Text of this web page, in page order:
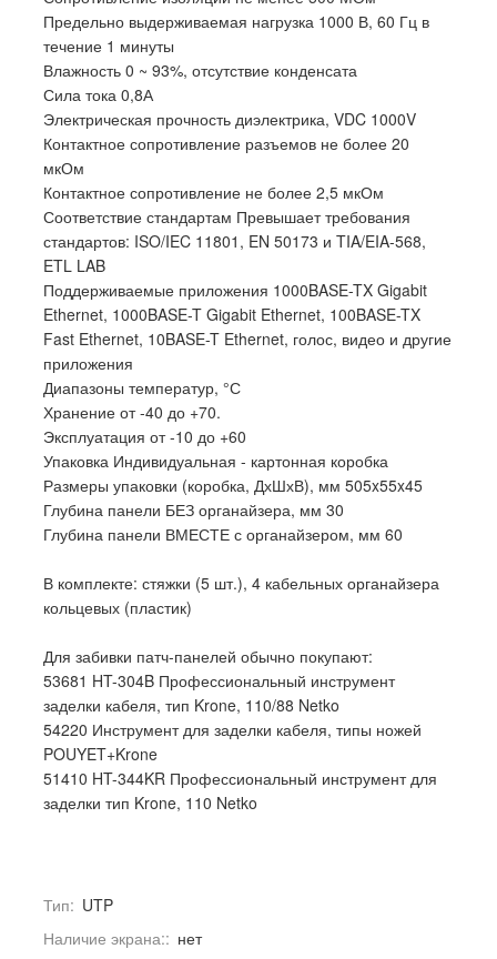
Предельно выдерживаемая нагрузка 1000 В, 60 Гц в
течение 1 минуты
Влажность 0 ~ 93%, отсутствие конденсата
Сила тока 0,8А
Электрическая прочность диэлектрика, VDC 1000V
Контактное сопротивление разъемов не более 20
мкОм
Контактное сопротивление не более 2,5 мкОм
Соответствие стандартам Превышает требования
стандартов: ISO/IEC 11801, EN 50173 и TIA/EIA-568,
ETL LAB
Поддерживаемые приложения 1000BASE-TX Gigabit
Ethernet, 1000BASE-T Gigabit Ethernet, 100BASE-TX
Fast Ethernet, 10BASE-T Ethernet, голос, видео и другие
приложения
Диапазоны температур, °С
Хранение от -40 до +70.
Эксплуатация от -10 до +60
Упаковка Индивидуальная - картонная коробка
Размеры упаковки (коробка, ДхШхВ), мм 505x55x45
Глубина панели БЕЗ органайзера, мм 30
Глубина панели ВМЕСТЕ с органайзером, мм 60
В комплекте: стяжки (5 шт.), 4 кабельных органайзера
кольцевых (пластик)
Для забивки патч-панелей обычно покупают:
53681 HT-304B Профессиональный инструмент
заделки кабеля, тип Krone, 110/88 Netko
54220 Инструмент для заделки кабеля, типы ножей
POUYET+Krone
51410 HT-344KR Профессиональный инструмент для
заделки тип Krone, 110 Netko
Тип: UTP
Наличие экрана:: нет